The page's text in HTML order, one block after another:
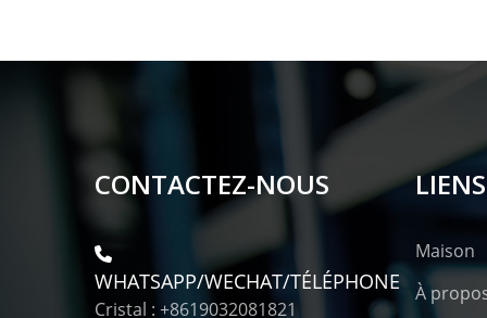
CONTACTEZ-NOUS
WHATSAPP/WECHAT/TÉLÉPHONE
Cristal : +8619032081821
Maison
À